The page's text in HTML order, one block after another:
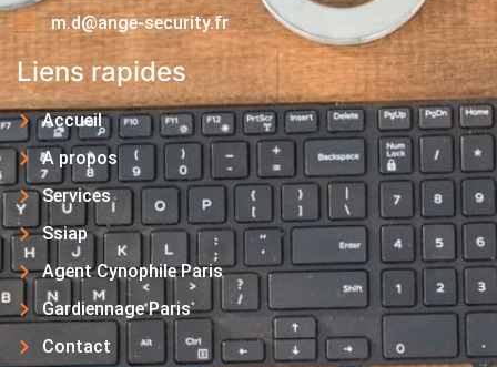
m.d@ange-security.fr
Liens rapides
Accueil
A propos
Services
Ssiap
Agent Cynophile Paris
Gardiennage Paris
Contact